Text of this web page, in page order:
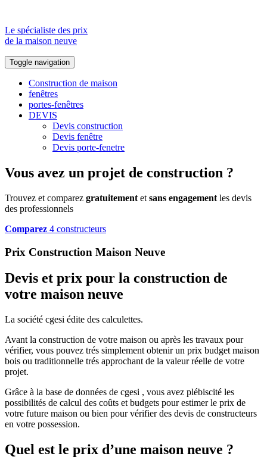
Le spécialiste des prix
de la maison neuve
Toggle navigation
Construction de maison
fenêtres
portes-fenêtres
DEVIS
Devis construction
Devis fenêtre
Devis porte-fenetre
Vous avez un projet de construction ?
Trouvez et comparez gratuitement et sans engagement les devis
des professionnels
Comparez 4 constructeurs
Prix Construction Maison Neuve
Devis et prix pour la construction de
votre maison neuve
La société cgesi édite des calculettes.
Avant la construction de votre maison ou après les travaux pour
vérifier, vous pouvez trés simplement obtenir un prix budget maison
bois ou traditionnelle trés approchant de la valeur réelle de votre
projet.
Grâce à la base de données de cgesi , vous avez plébiscité les
possibilités de calcul des coûts et budgets pour estimer le prix de
votre future maison ou bien pour vérifier des devis de constructeurs
en votre possession.
Quel est le prix d’une maison neuve ?